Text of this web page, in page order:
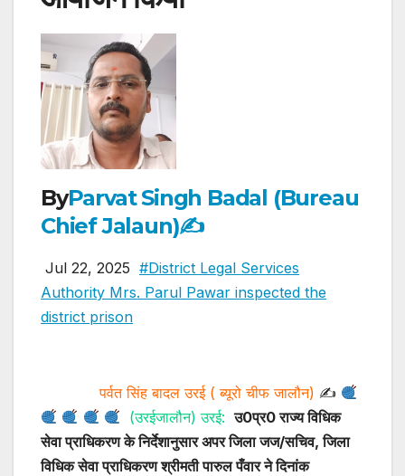
ByParvat Singh Badal (Bureau
Chief Jalaun)✍️
Jul 22, 2025 #District Legal Services
Authority Mrs. Parul Pawar inspected the
district prison
पर्वत सिंह बादल उरई ( ब्यूरो चीफ जालौन) ✍
(उरईजालौन) उरई: उ0प्र0 राज्य विधिक
सेवा प्राधिकरण के निर्देशानुसार अपर जिला जज/सचिव, जिला
विधिक सेवा प्राधिकरण श्रीमती पारुल पँवार ने दिनांक